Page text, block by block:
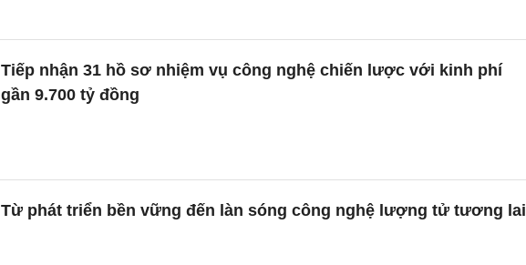
Tiếp nhận 31 hồ sơ nhiệm vụ công nghệ chiến lược với kinh phí
gần 9.700 tỷ đồng
Từ phát triển bền vững đến làn sóng công nghệ lượng tử tương lai